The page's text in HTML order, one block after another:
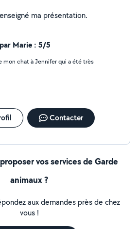
Je n'ai pas encore renseigné ma présentation.
Marie : 5/5
mon chat à Jennifer qui a été très
Contacter
vos services de Garde
animaux ?
aux demandes près de chez
vous !